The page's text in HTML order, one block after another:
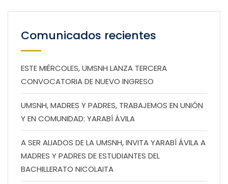
Comunicados recientes
ESTE MIÉRCOLES, UMSNH LANZA TERCERA
CONVOCATORIA DE NUEVO INGRESO
UMSNH, MADRES Y PADRES, TRABAJEMOS EN UNIÓN
Y EN COMUNIDAD: YARABÍ ÁVILA
A SER ALIADOS DE LA UMSNH, INVITA YARABÍ ÁVILA A
MADRES Y PADRES DE ESTUDIANTES DEL
BACHILLERATO NICOLAITA